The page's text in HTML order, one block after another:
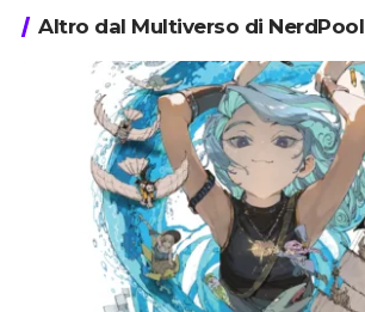
Altro dal Multiverso di NerdPool